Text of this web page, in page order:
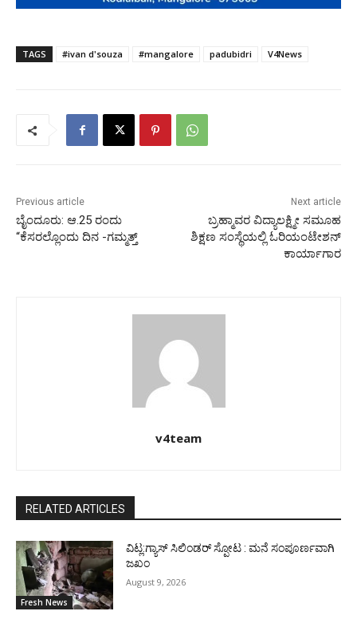
TAGS #ivan d'souza #mangalore padubidri V4News
Previous article
ಬೈಂದೂರು: ಆ.25 ರಂದು
“ಕೆಸರಲ್ಲೊಂದು ದಿನ -ಗಮ್ಮತ್ತ್
Next article
ಬ್ರಹ್ಮಾವರ ವಿದ್ಯಾಲಕ್ಷ್ಮೀ ಸಮೂಹ
ಶಿಕ್ಷಣ ಸಂಸ್ಥೆಯಲ್ಲಿ ಓರಿಯಂಟೇಶನ್
ಕಾರ್ಯಾಗಾರ
v4team
RELATED ARTICLES
Fresh News
ವಿಟ್ಲ:ಗ್ಯಾಸ್ ಸಿಲಿಂಡರ್ ಸ್ಪೋಟ : ಮನೆ ಸಂಪೂರ್ಣವಾಗಿ
ಜಖಂ
August 9, 2026